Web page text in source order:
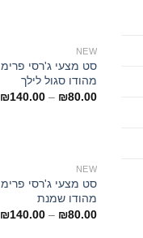
NEW
מהודו סגול לילך
₪80.00
–
₪140.00
NEW
מהודו שמנת
₪80.00
–
₪140.00